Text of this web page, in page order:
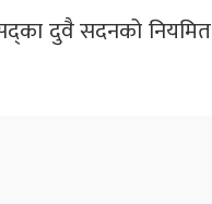
दुवै सदनको नियमित